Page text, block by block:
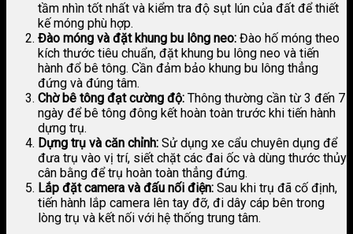
tầm nhìn tốt nhất và kiểm tra độ sụt lún của đất để thiết
kế móng phù hợp.
Đào móng và đặt khung bu lông neo: Đào hố móng theo
kích thước tiêu chuẩn, đặt khung bu lông neo và tiến
hành đổ bê tông. Cần đảm bảo khung bu lông thẳng
đứng và đúng tâm.
Chờ bê tông đạt cường độ: Thông thường cần từ 3 đến 7
ngày để bê tông đông kết hoàn toàn trước khi tiến hành
dựng trụ.
Dựng trụ và căn chỉnh: Sử dụng xe cẩu chuyên dụng để
đưa trụ vào vị trí, siết chặt các đai ốc và dùng thước thủy
cân bằng để trụ hoàn toàn thẳng đứng.
Lắp đặt camera và đấu nối điện: Sau khi trụ đã cố định,
tiến hành lắp camera lên tay đỡ, đi dây cáp bên trong
lòng trụ và kết nối với hệ thống trung tâm.